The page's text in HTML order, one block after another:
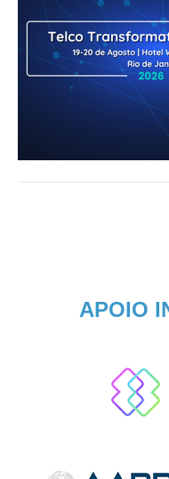
APOIO